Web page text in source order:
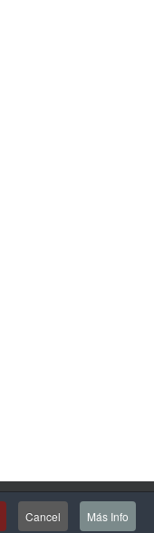
Cancel Más Info